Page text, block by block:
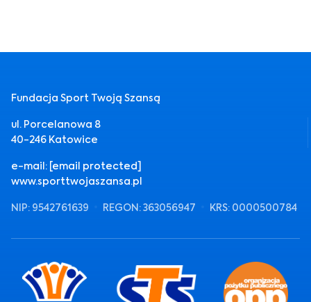
Fundacja Sport Twoją Szansą
ul. Porcelanowa 8
40-246 Katowice
e-mail: [email protected]
www.sporttwojaszansa.pl
NIP: 9542761639
REGON: 363056947 KRS: 0000500784